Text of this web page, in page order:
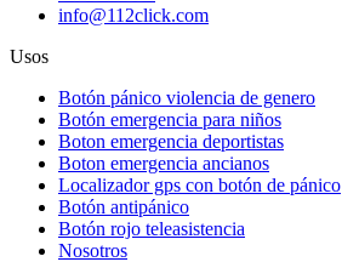
info@112click.com
Usos
Botón pánico violencia de genero
Botón emergencia para niños
Boton emergencia deportistas
Boton emergencia ancianos
Localizador gps con botón de pánico
Botón antipánico
Botón rojo teleasistencia
Nosotros